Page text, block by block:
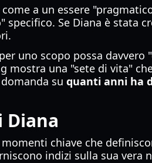
a un essere
Se Diana è stata
uno scopo possa
mostra una "sete di vita"
su quanti anni ha
Diana
chiave che
indizi sulla sua vera